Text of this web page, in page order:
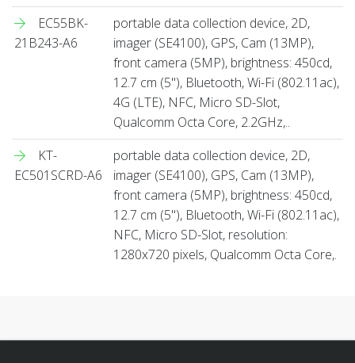
EC55BK-
21B243-A6
portable data collection device, 2D,
imager (SE4100), GPS, Cam (13MP),
front camera (5MP), brightness: 450cd,
12.7 cm (5''), Bluetooth, Wi-Fi (802.11ac),
4G (LTE), NFC, Micro SD-Slot,
Qualcomm Octa Core, 2.2GHz,..
KT-
EC501SCRD-A6
portable data collection device, 2D,
imager (SE4100), GPS, Cam (13MP),
front camera (5MP), brightness: 450cd,
12.7 cm (5''), Bluetooth, Wi-Fi (802.11ac),
NFC, Micro SD-Slot, resolution:
1280x720 pixels, Qualcomm Octa Core,.